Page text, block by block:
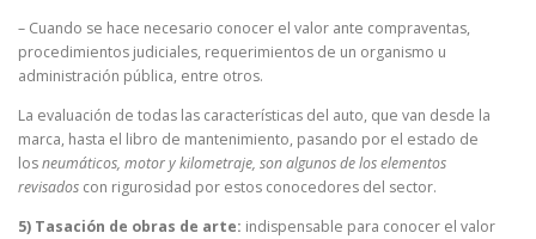
– Cuando se hace necesario conocer el valor ante compraventas,
procedimientos judiciales, requerimientos de un organismo u
administración pública, entre otros.
La evaluación de todas las características del auto, que van desde la
marca, hasta el libro de mantenimiento, pasando por el estado de
losneumáticos, motor y kilometraje, son algunos de los elementos
revisados con rigurosidad por estos conocedores del sector.
5) Tasación de obras de arte: indispensable para conocer el valor